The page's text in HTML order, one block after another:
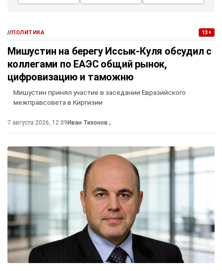
//ПОЛИТИКА 13+
Мишустин на берегу Иссык-Куля обсудил с
коллегами по ЕАЭС общий рынок,
цифровизацию и таможню
Мишустин принял участие в заседании Евразийского
межправсовета в Киргизии
7 августа 2026, 12:09Иван Тихонов ,